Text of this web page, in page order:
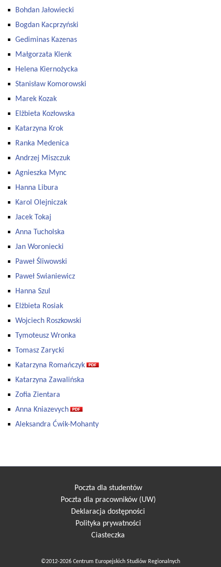
Bohdan Jałowiecki
Bogdan Kacprzyński
Gediminas Kazenas
Małgorzata Klenk
Helena Kiernożycka
Stanisław Komorowski
Marek Kozak
Elżbieta Kozłowska
Katarzyna Krok
Ranka Medenica
Andrzej Miszczuk
Agnieszka Mync
Hanna Libura
Karol Olejniczak
Jacek Tokaj
Anna Tucholska
Jan Woroniecki
Paweł Śliwowski
Paweł Swianiewicz
Hanna Szul
Elżbieta Rosiak
Wojciech Roszkowski
Tymoteusz Wronka
Tomasz Zarycki
Katarzyna Romańczyk
Katarzyna Zawalińska
Zofia Zientara
Anna Kniazevych
Aleksandra Ćwik-Mohanty
Poczta dla studentów
Poczta dla pracowników (UW)
Deklaracja dostępności
Polityka prywatności
Ciasteczka
©2012-2026 Centrum Europejskich Studiów Regionalnych